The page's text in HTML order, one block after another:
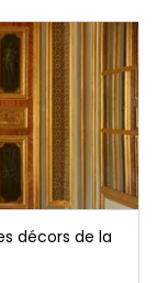
décors de la